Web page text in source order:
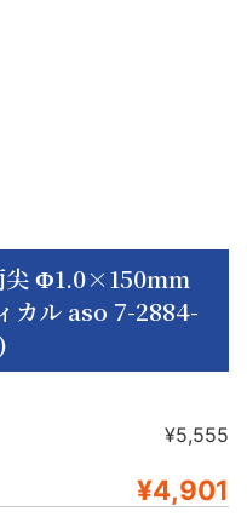
尖 Φ1.0×150mm
カル aso 7-2884-
¥5,555
¥4,901